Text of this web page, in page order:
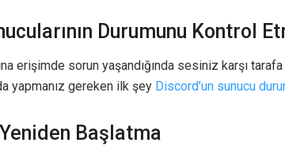
Durumunu Kontrol
erişimde sorun yaşandığında sesiniz karşı
yapmanız gereken ilk şey Discord’un sunucu
Başlatma